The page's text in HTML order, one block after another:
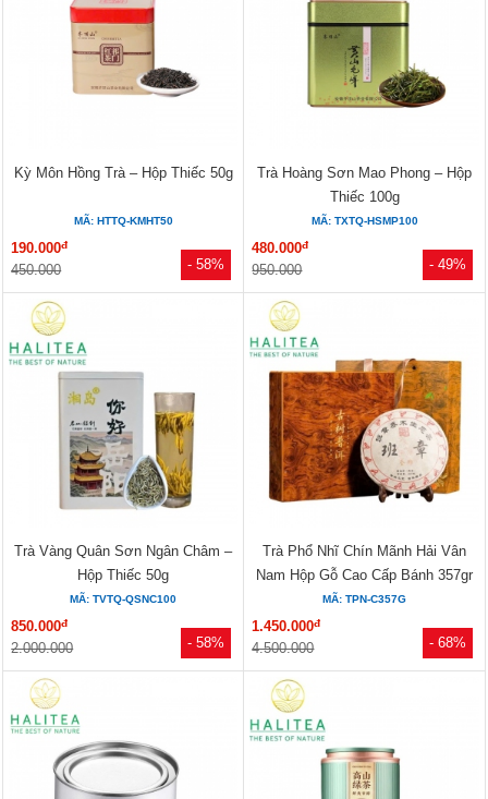
- 58%
Kỳ Môn Hồng Trà – Hộp Thiếc 50g
MÃ: HTTQ-KMHT50
190.000đ
450.000 - 49%
Trà Hoàng Sơn Mao Phong – Hộp
Thiếc 100g
MÃ: TXTQ-HSMP100
480.000đ
950.000
- 58%
Trà Vàng Quân Sơn Ngân Châm –
Hộp Thiếc 50g
MÃ: TVTQ-QSNC100
850.000đ
2.000.000 - 68%
Trà Phổ Nhĩ Chín Mãnh Hải Vân
Nam Hộp Gỗ Cao Cấp Bánh 357gr
MÃ: TPN-C357G
1.450.000đ
4.500.000